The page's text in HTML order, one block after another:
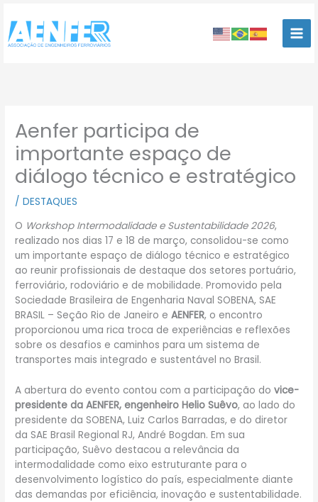
para
conteúdo
Aenfer participa de
importante espaço de
diálogo técnico e estratégico
/DESTAQUES
O Workshop Intermodalidade e Sustentabilidade 2026,
realizado nos dias 17 e 18 de março, consolidou-se como
um importante espaço de diálogo técnico e estratégico
ao reunir profissionais de destaque dos setores portuário,
ferroviário, rodoviário e de mobilidade. Promovido pela
Sociedade Brasileira de Engenharia Naval SOBENA, SAE
BRASIL – Seção Rio de Janeiro eAENFER, o encontro
proporcionou uma rica troca de experiências e reflexões
sobre os desafios e caminhos para um sistema de
transportes mais integrado e sustentável no Brasil.
A abertura do evento contou com a participação dovice-
presidente da AENFER, engenheiro Helio Suêvo, ao lado do
presidente da SOBENA, Luiz Carlos Barradas, e do diretor
da SAE Brasil Regional RJ, André Bogdan. Em sua
participação, Suêvo destacou a relevância da
intermodalidade como eixo estruturante para o
desenvolvimento logístico do país, especialmente diante
das demandas por eficiência, inovação e sustentabilidade.